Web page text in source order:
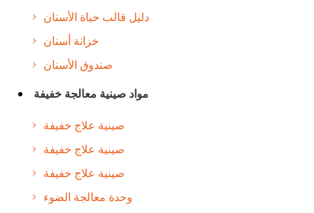
دليل قالب حياة الأسنان
خزانة أسنان
صندوق الأسنان
مواد صينية معالجة خفيفة
صينية علاج خفيفة
صينية علاج خفيفة
صينية علاج خفيفة
وحدة معالجة الضوء